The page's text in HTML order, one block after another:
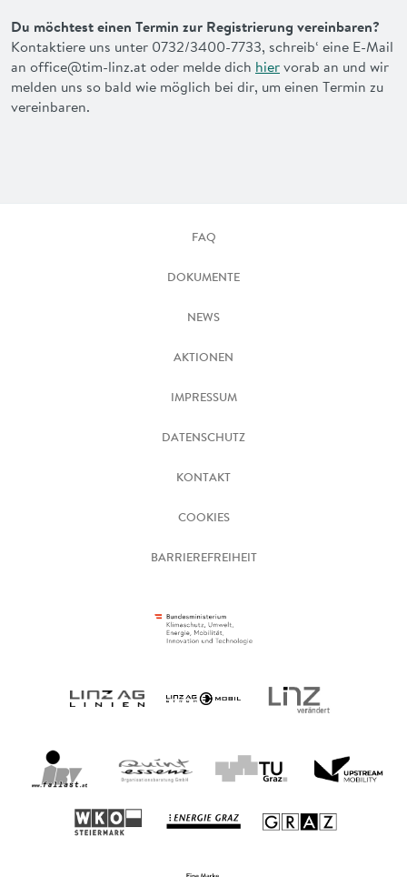
Du möchtest einen Termin zur Registrierung vereinbaren?
Kontaktiere uns unter 0732/3400-7733, schreib‘ eine E-Mail
an office@tim-linz.at oder melde dich hiervorab an und wir
melden uns so bald wie möglich bei dir, um einen Termin zu
vereinbaren.
FAQ
DOKUMENTE
NEWS
AKTIONEN
IMPRESSUM
DATENSCHUTZ
KONTAKT
COOKIES
BARRIEREFREIHEIT